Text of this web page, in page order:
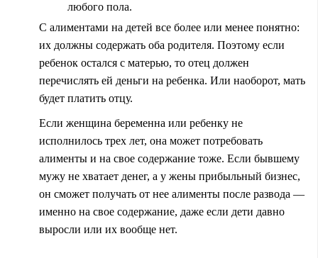
любого пола.
С алиментами на детей все более или менее понятно:
их должны содержать оба родителя. Поэтому если
ребенок остался с матерью, то отец должен
перечислять ей деньги на ребенка. Или наоборот, мать
будет платить отцу.
Если женщина беременна или ребенку не
исполнилось трех лет, она может потребовать
алименты и на свое содержание тоже. Если бывшему
мужу не хватает денег, а у жены прибыльный бизнес,
он сможет получать от нее алименты после развода —
именно на свое содержание, даже если дети давно
выросли или их вообще нет.